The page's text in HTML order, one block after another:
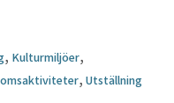
, Kulturmiljöer,
, Utställning